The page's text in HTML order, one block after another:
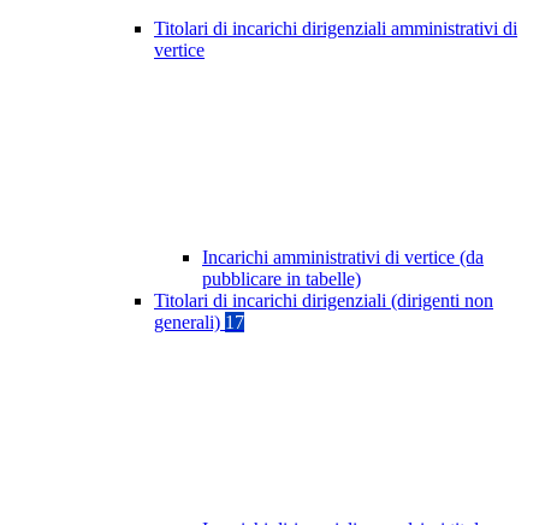
Titolari di incarichi dirigenziali amministrativi di
vertice
Incarichi amministrativi di vertice (da
pubblicare in tabelle)
Titolari di incarichi dirigenziali (dirigenti non
generali) 17